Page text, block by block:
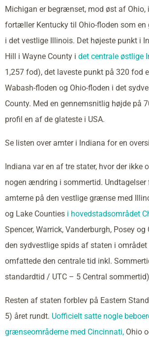
Michigan er begrænset, mod øst af Ohio,
fortæller Kentucky til Ohio-floden som
i det vestlige Illinois. Det højeste punkt i
Hill i Wayne County i det centrale østlige
1,257 fod), det laveste punkt på 320 fod
Wabash-floden og Ohio-floden i det
County. Med en gennemsnitlig højde på
profil en af de glateste i USA.
Se listen over amter i Indiana for en
Indiana var en af tre stater, hvor der ikke
nogen ændring i sommertid. Undtagelser
amterne på den vestlige grænse med
og Lake Counties i hovedstadsområdet
Spencer, Warrick, Vanderburgh, Posey
den sydvestlige spids af staten i området
omfattede den centrale tid inkl.
standardtid / UTC – 5 Central
Resten af staten forblev på Eastern
5) året rundt. Uofficielt satte nogle
grænseområderne med Cincinnati, Ohio